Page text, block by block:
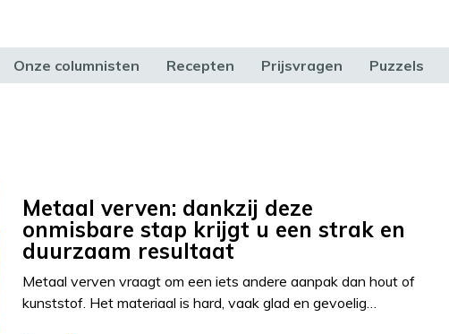
Onze columnisten Recepten Prijsvragen Puzzels
Metaal verven: dankzij deze
onmisbare stap krijgt u een strak en
duurzaam resultaat
Metaal verven vraagt om een iets andere aanpak dan hout of
kunststof. Het materiaal is hard, vaak glad en gevoelig…